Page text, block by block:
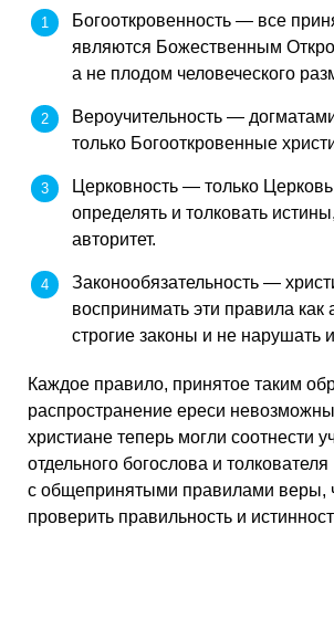
Богооткровенность — все
являются Божественным
а не плодом человеческого
Вероучительность —
только Богооткровенные
Церковность — только
определять и толковать
авторитет.
Законообязательность —
воспринимать эти правила как
строгие законы и не нарушать
Каждое правило, принятое таким
распространение ереси
христиане теперь могли соотнести
отдельного богослова и толкователя
с общепринятыми правилами веры,
проверить правильность и